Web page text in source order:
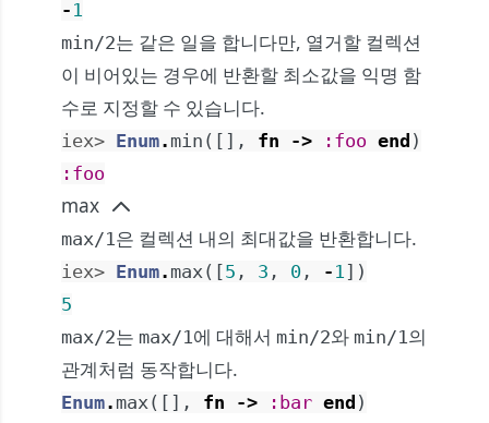
- 1
min/2는 같은 일을 합니다만, 열거할 컬렉션
이 비어있는 경우에 반환할 최소값을 익명 함
수로 지정할 수 있습니다.
iex> Enum. min ( [ ] , fn -> :foo end )
:foo
max
max/1은 컬렉션 내의 최대값을 반환합니다.
iex> Enum. max( [5 , 3 , 0 , - 1] )
5
max/2는 max/1에 대해서 min/2와 min/1의
관계처럼 동작합니다.
Enum. max( [ ] , fn -> :bar end )